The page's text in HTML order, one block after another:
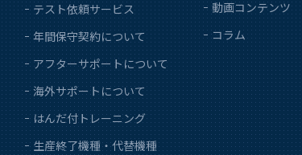
テスト依頼サービス
年間保守契約について
アフターサポートについて
海外サポートについて
はんだ付トレーニング
生産終了機種・代替機種
動画コンテンツ
コラム